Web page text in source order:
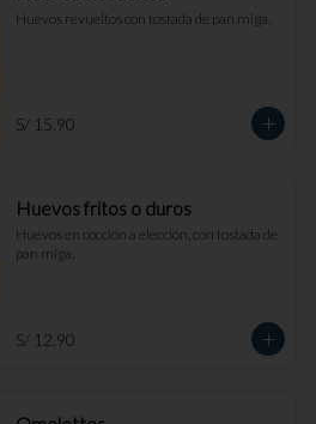
Huevos revueltos con tostada de pan miga.
S/ 15.90
Huevos fritos o duros
Huevos en cocción a elección, con tostada de
pan miga.
S/ 12.90